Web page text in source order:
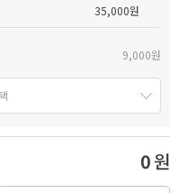
35,000원
9,000원
0원